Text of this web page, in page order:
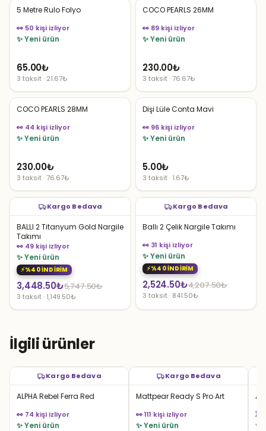
5 Metre Rulo Folyo
👀 50 kişi izliyor
✨ Yeni ürün
65.00₺
3 taksit · 21.67₺
COCO PEARLS 26MM
👀 89 kişi izliyor
✨ Yeni ürün
230.00₺
3 taksit · 76.67₺
COCO PEARLS 28MM
👀 44 kişi izliyor
✨ Yeni ürün
230.00₺
3 taksit · 76.67₺
Dişi Lüle Conta Mavi
👀 96 kişi izliyor
✨ Yeni ürün
5.00₺
3 taksit · 1.67₺
Kargo Bedava
BALLI 2 Titanyum Gold Nargile
Takımı
👀 49 kişi izliyor
✨ Yeni ürün
%40 İNDİRİM
5,747.50₺
Orijinal
fiyat:
3,448.50₺
Şu
andaki
3 taksit · 1,149.50₺
Kargo Bedava
Ballı 2 Çelik Nargile Takımı
👀 31 kişi izliyor
✨ Yeni ürün
%40 İNDİRİM
4,207.50₺
Orijinal
fiyat:
4,207.50₺.
2,524.50₺
Şu
andaki
fiyat:
3 taksit · 841.50₺
İlgili ürünler
Kargo Bedava
ALPHA Rebel Ferra Red
👀 74 kişi izliyor
✨ Yeni ürün
Kargo Bedava
Mattpear Ready S Pro Art
👀 111 kişi izliyor
✨ Yeni ürün
⏳
✨